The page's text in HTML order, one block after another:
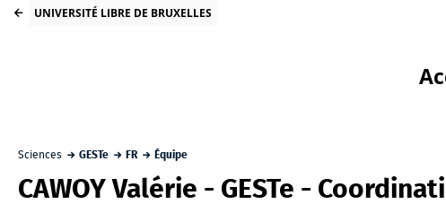
UNIVERSITÉ LIBRE DE BRUXELLES
Sciences GESTe FR Équipe
CAWOY Valérie - GESTe -